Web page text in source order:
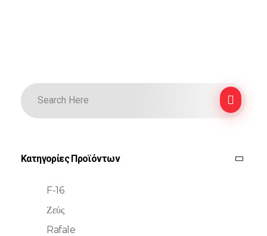
Κατηγορίες Προϊόντων
F-16
Ζεύς
Rafale